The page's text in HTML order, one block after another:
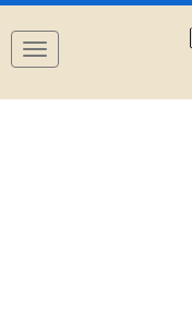
Navigation